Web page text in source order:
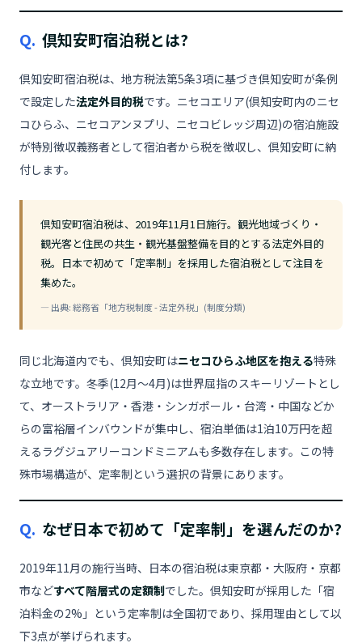
Q. 倶知安町宿泊税とは?
倶知安町宿泊税は、地方税法第5条3項に基づき倶知安町が条例
で設定した法定外目的税です。ニセコエリア(倶知安町内のニセ
コひらふ、ニセコアンヌプリ、ニセコビレッジ周辺)の宿泊施設
が特別徴収義務者として宿泊者から税を徴収し、倶知安町に納
付します。
倶知安町宿泊税は、2019年11月1日施行。観光地域づくり・
観光客と住民の共生・観光基盤整備を目的とする法定外目的
税。日本で初めて「定率制」を採用した宿泊税として注目を
集めた。
— 出典: 総務省「地方税制度 - 法定外税」(制度分類)
同じ北海道内でも、倶知安町はニセコひらふ地区を抱える特殊
な立地です。冬季(12月〜4月)は世界屈指のスキーリゾートとし
て、オーストラリア・香港・シンガポール・台湾・中国などか
らの富裕層インバウンドが集中し、宿泊単価は1泊10万円を超
えるラグジュアリーコンドミニアムも多数存在します。この特
殊市場構造が、定率制という選択の背景にあります。
Q. なぜ日本で初めて「定率制」を選んだのか?
2019年11月の施行当時、日本の宿泊税は東京都・大阪府・京都
市などすべて階層式の定額制でした。倶知安町が採用した「宿
泊料金の2%」という定率制は全国初であり、採用理由として以
下3点が挙げられます。